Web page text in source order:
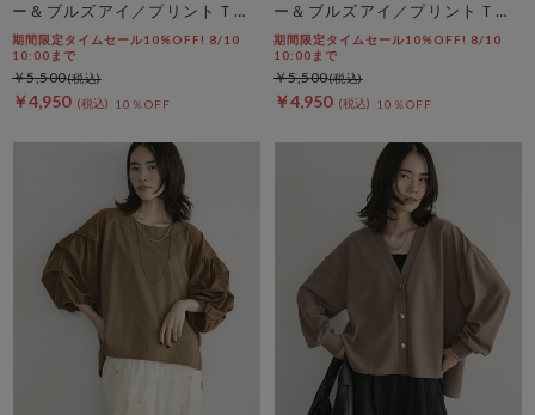
ー＆ブルズアイ／プリントＴオ
フ
期間限定タイムセール10%OFF! 8/10
10:00まで
￥4,950 10％OFF
￥5,500
ー＆ブルズアイ／プリントＴチ
ャコール
期間限定タイムセール10%OFF! 8/10
10:00まで
￥4,950 10％OFF
￥5,500